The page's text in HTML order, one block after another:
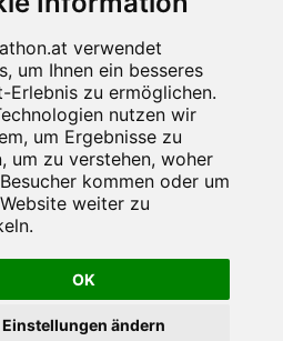
OK
Einstellungen ändern